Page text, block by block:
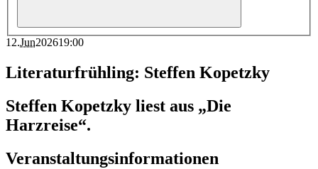
12.Jun202619:00
Literaturfrühling: Steffen Kopetzky
Steffen Kopetzky liest aus „Die
Harzreise“.
Veranstaltungsinformationen